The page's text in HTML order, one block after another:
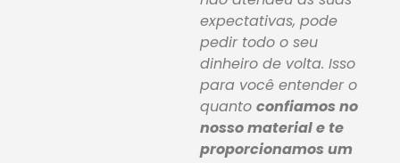
expectativas, pode
pedir todo o seu
dinheiro de volta. Isso
para você entender o
quanto confiamos no
nosso material e te
proporcionamos um